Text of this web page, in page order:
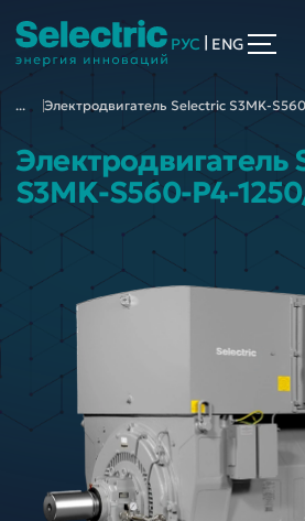
РУС ENG
... Электродвигатель Selectric S3MK-
Электродвигатель
S3MK-S560-P4-